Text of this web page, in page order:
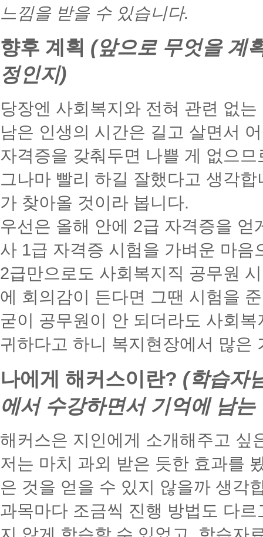
느낌을 받을 수 있습니다.
향후 계획 (앞으로 무엇을 계
정인지)
당장엔 사회복지와 전혀 관련 없
남은 인생의 시간은 길고 살면서
자격증을 갖춰두면 나쁠 게 없으므
그나마 빨리 하길 잘했다고 생각
가 찾아올 것이라 봅니다.
우선은 올해 안에 2급 자격증을
사 1급 자격증 시험을 가벼운 마음
2급만으로도 사회복지직 공무원
에 회의감이 든다면 그땐 시험을
굳이 공무원이 안 되더라도 사회
귀하다고 하니 복지현장에서 많은
나에게 해커스이란? (학습자
에서 수강하면서 기억에 남
해커스은 지인에게 소개해주고 싶
저는 마치 과외 받은 듯한 효과를
은 것을 얻을 수 있지 않을까 생각
과목마다 조금씩 진행 방법도 다